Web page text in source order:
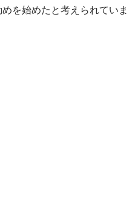
を始めたと考えられていま